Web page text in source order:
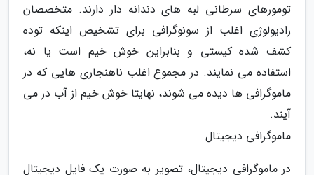
تومورهای سرطانی لبه های دندانه دار دارند. متخصصان
رادیولوژی اغلب از سونوگرافی برای تشخیص اینکه توده
کشف شده کیستی و بنابراین خوش خیم است یا نه،
استفاده می نمایند. در مجموع اغلب ناهنجاری هایی که در
ماموگرافی ها دیده می شوند، نهایتا خوش خیم از آب در می
آیند.
ماموگرافی دیجیتال
در ماموگرافی دیجیتال، تصویر به صورت یک فایل دیجیتال